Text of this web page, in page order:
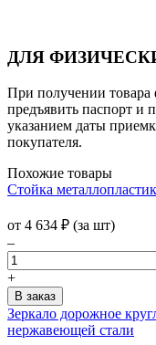
ДЛЯ
При получении
предъявить паспорт и
указанием даты
покупателя.
Похожие товары
Стойка
от 4 634 ₽ (за шт)
–
+
Зеркало дорожное
нержавеющей стали